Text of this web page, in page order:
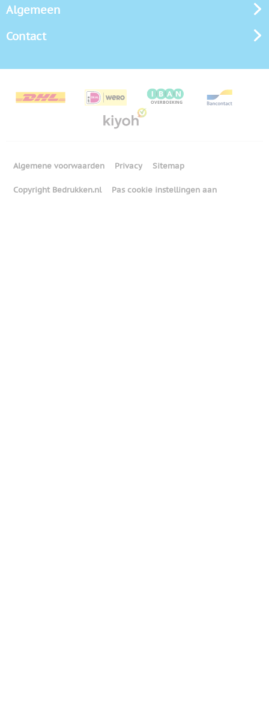
Algemeen
Contact
Algemene voorwaarden Privacy Sitemap
Copyright Bedrukken.nl Pas cookie instellingen aan